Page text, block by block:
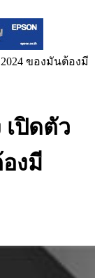
ของมันต้องมี
เปิดตัว
งมี